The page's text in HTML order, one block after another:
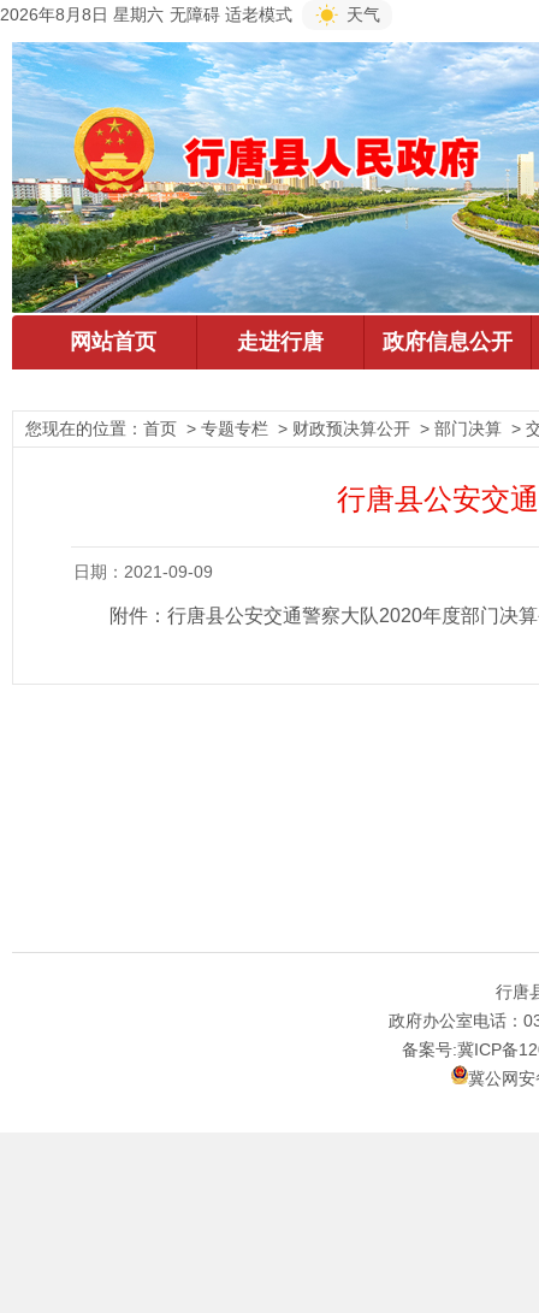
2026年8月8日 星期六 无障碍 适老模式 天气
您现在的位置： 首页 > 专题专栏 > 财政预决算公开 > 部门决算 >
行唐县公安交
日期：2021-09-09
附件： 行唐县公安交通警察大队2020年度部门决